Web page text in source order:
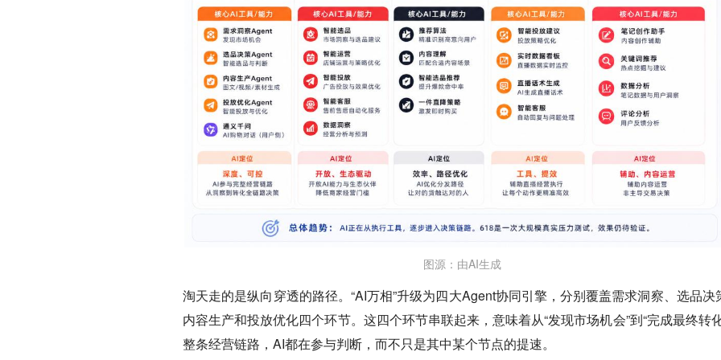
图源：由AI生成
淘天走的是纵向穿透的路径。“AI万相”升级为四大Agent协同引擎，分别覆盖需求洞察、选品决
内容生产和投放优化四个环节。这四个环节串联起来，意味着从“发现市场机会”到“完成最终转
整条经营链路，AI都在参与判断，而不只是其中某个节点的提速。